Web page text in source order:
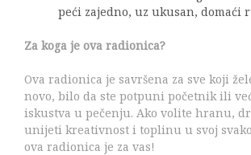
peći zajedno, uz ukusan, domaći
Za koga je ova radionica?
Ova radionica je savršena za sve koji
novo, bilo da ste potpuni početnik ili
iskustva u pečenju. Ako volite hranu,
unijeti kreativnost i toplinu u svoj
ova radionica je za vas!